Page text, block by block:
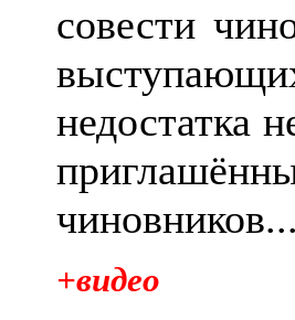
совести
недостатка
+видео